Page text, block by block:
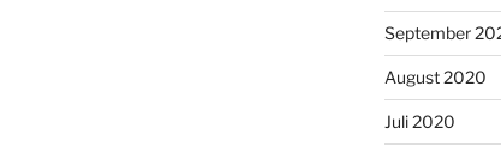
September
August 2020
Juli 2020